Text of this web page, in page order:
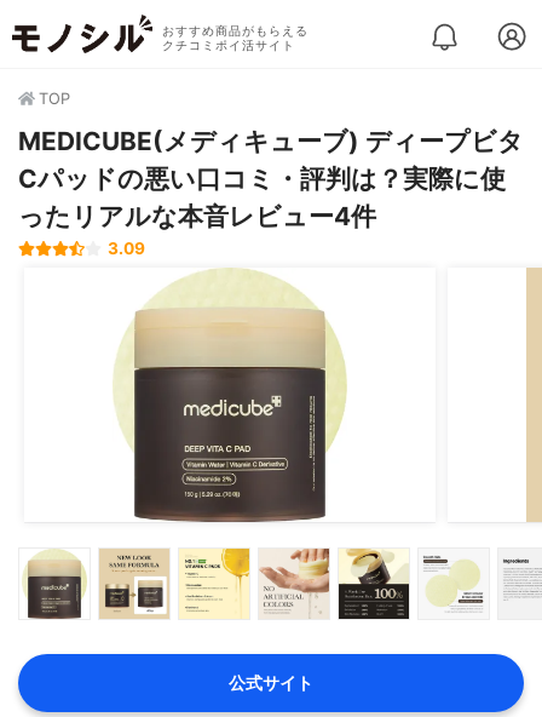
おすすめ商品がもらえる
クチコミポイ活サイト
TOP
MEDICUBE(メディキューブ) ディープビタ
Cパッドの悪い口コミ・評判は？実際に使
ったリアルな本音レビュー4件
3.09
公式サイト